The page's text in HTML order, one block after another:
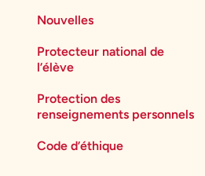
Nouvelles
Protecteur national de
l’élève
Protection des
renseignements personnels
Code d’éthique